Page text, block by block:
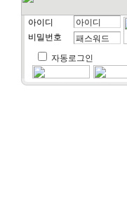
아이디
비밀번호
자동로그인